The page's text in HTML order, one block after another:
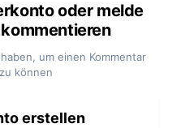
oder melde
um einen Kommentar
können
erstellen